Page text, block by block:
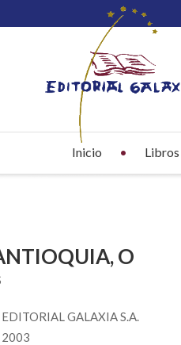
Inicio Libros
O
EDITORIAL GALAXIA S.A.
2003